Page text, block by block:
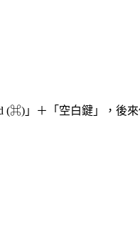
(⌘)」＋「空白鍵」，後